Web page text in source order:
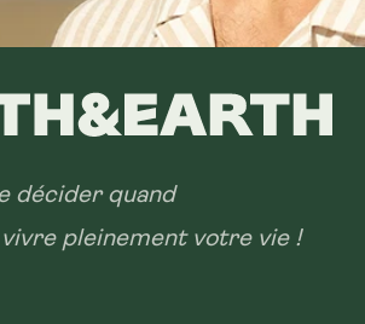
décider quand
pleinement votre vie !